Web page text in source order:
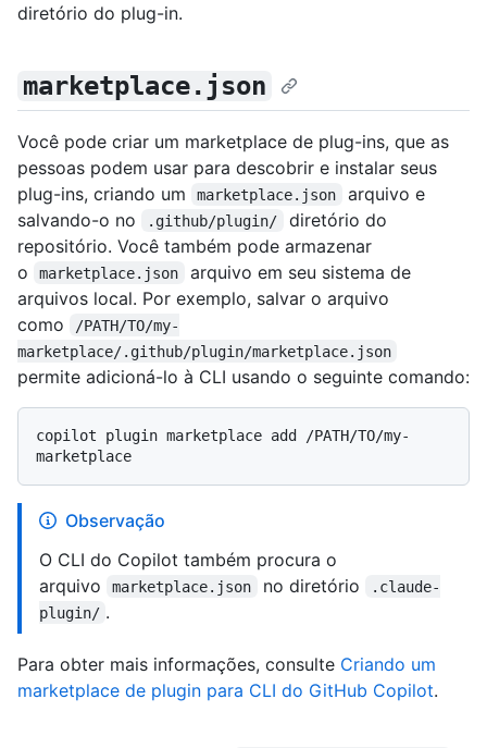
diretório do plug-in.
marketplace.json
Você pode criar um marketplace de plug-ins, que as
pessoas podem usar para descobrir e instalar seus
plug-ins, criando um
marketplace.json
arquivo e
salvando-o no
.github/plugin/
diretório do
repositório. Você também pode armazenar
o
marketplace.json
arquivo em seu sistema de
arquivos local. Por exemplo, salvar o arquivo
como
/PATH/TO/my-
marketplace/.github/plugin/marketplace.json
permite adicioná-lo à CLI usando o seguinte comando:
copilot plugin marketplace add /PATH/TO/my-
Observação
O CLI do Copilot também procura o
arquivo
marketplace.json no diretório
.claude-
plugin/ .
Para obter mais informações, consulte Criando um
marketplace de plugin para CLI do GitHub Copilot.